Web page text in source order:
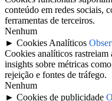
conteúdo em redes sociais,
ferramentas de terceiros.
Nenhum
► Cookies Analíticos
Cookies analíticos rastreiam
insights sobre métricas
rejeição e fontes de tráfego.
Nenhum
► Cookies de publicidade